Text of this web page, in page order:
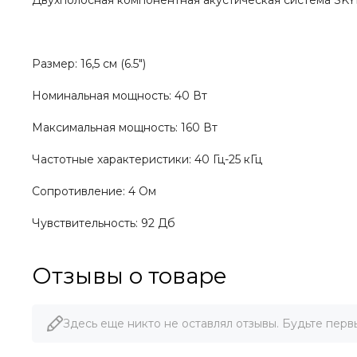
Размер: 16,5 см (6.5")
Номинальная мощность: 40 Вт
Максимальная мощность: 160 Вт
Частотные характеристики: 40 Гц-25 кГц
Сопротивление: 4 Ом
Чувствительность: 92 Дб
Отзывы о товаре
Здесь еще никто не оставлял отзывы. Будьте